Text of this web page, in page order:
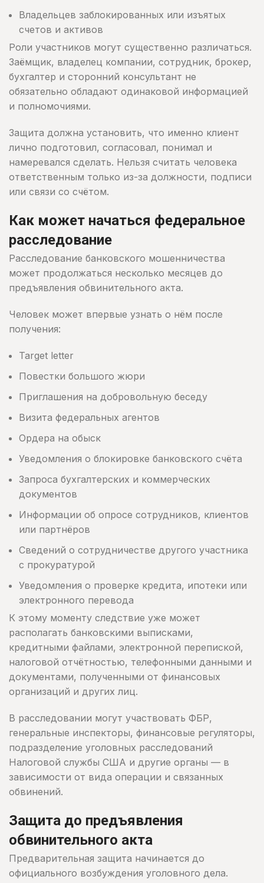
Владельцев заблокированных или изъятых
счетов и активов
Роли участников могут существенно различаться.
Заёмщик, владелец компании, сотрудник, брокер,
бухгалтер и сторонний консультант не
обязательно обладают одинаковой информацией
и полномочиями.
Защита должна установить, что именно клиент
лично подготовил, согласовал, понимал и
намеревался сделать. Нельзя считать человека
ответственным только из-за должности, подписи
или связи со счётом.
Как может начаться федеральное
расследование
Расследование банковского мошенничества
может продолжаться несколько месяцев до
предъявления обвинительного акта.
Человек может впервые узнать о нём после
получения:
Target letter
Повестки большого жюри
Приглашения на добровольную беседу
Визита федеральных агентов
Ордера на обыск
Уведомления о блокировке банковского счёта
Запроса бухгалтерских и коммерческих
документов
Информации об опросе сотрудников, клиентов
или партнёров
Сведений о сотрудничестве другого участника
с прокуратурой
Уведомления о проверке кредита, ипотеки или
электронного перевода
К этому моменту следствие уже может
располагать банковскими выписками,
кредитными файлами, электронной перепиской,
налоговой отчётностью, телефонными данными и
документами, полученными от финансовых
организаций и других лиц.
В расследовании могут участвовать ФБР,
генеральные инспекторы, финансовые регуляторы,
подразделение уголовных расследований
Налоговой службы США и другие органы — в
зависимости от вида операции и связанных
обвинений.
Защита до предъявления
обвинительного акта
Предварительная защита начинается до
официального возбуждения уголовного дела.